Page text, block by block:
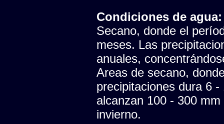
Condiciones de agua:
Secano, donde el
meses. Las
anuales,
Areas de secano,
precipitaciones dura 6
alcanzan 100 - 300
invierno.